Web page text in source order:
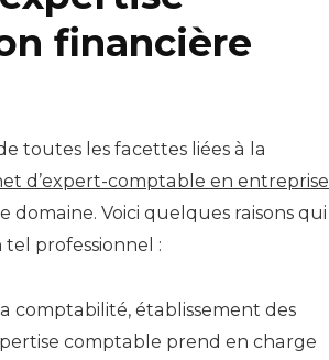
financière
toutes les facettes liées à la
d’expert-comptable en entreprise
Voici quelques raisons qui
professionnel :
comptabilité, établissement des
comptable prend en charge